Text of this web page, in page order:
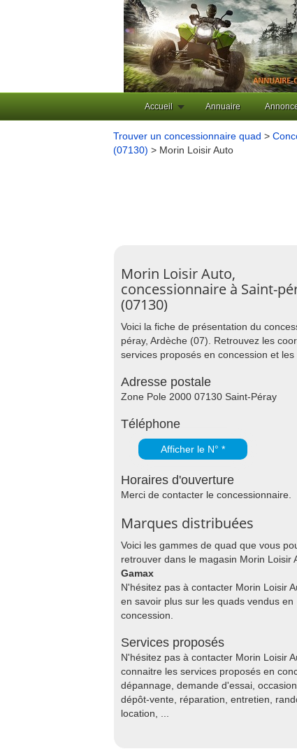
Accueil Annuaire
Trouver un concessionnaire quad >
(07130) > Morin Loisir Auto
Morin Loisir Auto,
concessionnaire à Saint-
(07130)
Voici la fiche de présentation du
péray, Ardèche (07). Retrouvez les
services proposés en concession et
Adresse postale
Zone Pole 2000 07130 Saint-Péray
Téléphone
Afficher le N° *
Horaires d'ouverture
Merci de contacter le concessionnaire.
Marques distribuées
Voici les gammes de quad que vous
retrouver dans le magasin Morin Loisir
Gamax
N'hésitez pas à contacter Morin Loisir
en savoir plus sur les quads vendus en
concession.
Services proposés
N'hésitez pas à contacter Morin Loisir
connaitre les services proposés en
dépannage, demande d'essai,
dépôt-vente, réparation, entretien,
location, ...